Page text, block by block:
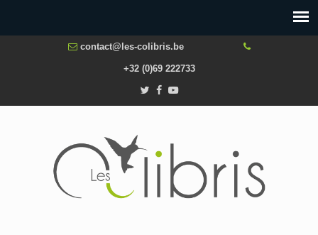
contact@les-colibris.be
+32 (0)69 222733